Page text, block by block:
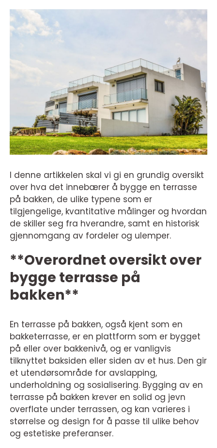
I denne artikkelen skal vi gi en grundig oversikt
over hva det innebærer å bygge en terrasse
på bakken, de ulike typene som er
tilgjengelige, kvantitative målinger og hvordan
de skiller seg fra hverandre, samt en historisk
gjennomgang av fordeler og ulemper.
**Overordnet oversikt over
bygge terrasse på
bakken**
En terrasse på bakken, også kjent som en
bakketerrasse, er en plattform som er bygget
på eller over bakkenivå, og er vanligvis
tilknyttet baksiden eller siden av et hus. Den gir
et utendørsområde for avslapping,
underholdning og sosialisering. Bygging av en
terrasse på bakken krever en solid og jevn
overflate under terrassen, og kan varieres i
størrelse og design for å passe til ulike behov
og estetiske preferanser.